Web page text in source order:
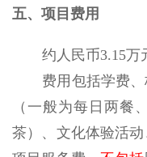
五、项目费用
约人民币3.15万
费用包括学费
（一般为每日两餐
茶）、文化体验活